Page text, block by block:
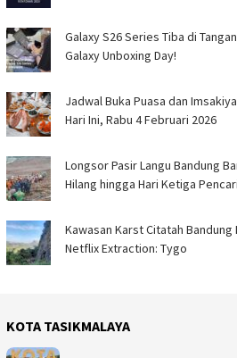
Galaxy S26 Series Tiba di
Galaxy Unboxing Day!
Jadwal Buka Puasa dan
Hari Ini, Rabu 4 Februari 2026
Longsor Pasir Langu Bandung
Hilang hingga Hari Ketiga
Kawasan Karst Citatah
Netflix Extraction: Tygo
KOTA TASIKMALAYA